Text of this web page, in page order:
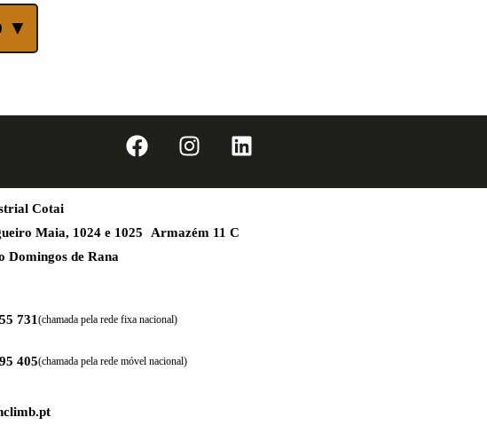
▼
Cotai
Maia, 1024 e 1025 Armazém 11 C
Domingos de Rana
731 (chamada pela rede fixa nacional)
405(chamada pela rede móvel nacional)